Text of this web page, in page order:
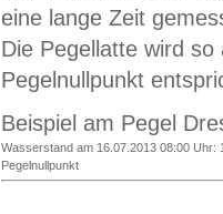
eine lange Zeit
Die Pegellatte wird
Pegelnullpunkt
Beispiel am Pegel
Wasserstand am 16.07.2013 08:00 Uhr:
Pegelnullpunkt